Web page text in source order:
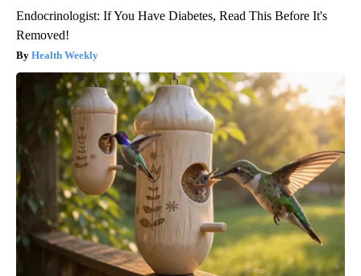
Endocrinologist: If You Have Diabetes, Read This Before It's
Removed!
Health Weekly